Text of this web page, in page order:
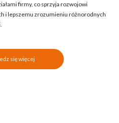
firmy, co sprzyja rozwojowi
i lepszemu zrozumieniu różnorodnych
się więcej